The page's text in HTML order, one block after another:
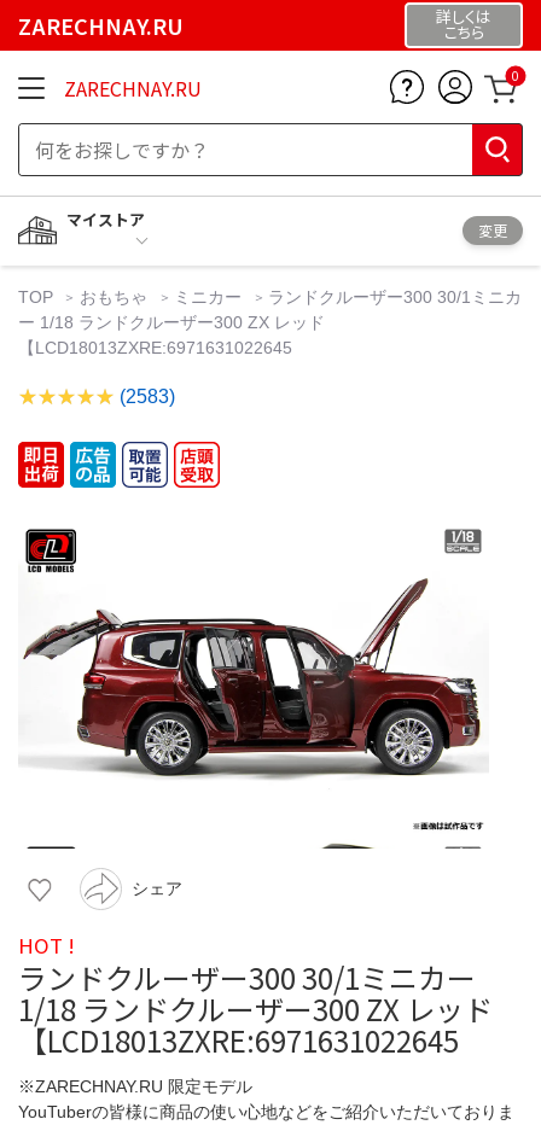
ZARECHNAY.RU 詳しくは
こちら
ZARECHNAY.RU 0
マイストア
変更
TOP おもちゃ ミニカー
ランドクルーザー300 30/1ミニカ
ー 1/18 ランドクルーザー300 ZX レッド
【LCD18013ZXRE:6971631022645
(2583)
シェア
HOT !
ランドクルーザー300 30/1ミニカー
1/18 ランドクルーザー300 ZX レッド
【LCD18013ZXRE:6971631022645
※ZARECHNAY.RU 限定モデル
YouTuberの皆様に商品の使い心地などをご紹介いただいておりま